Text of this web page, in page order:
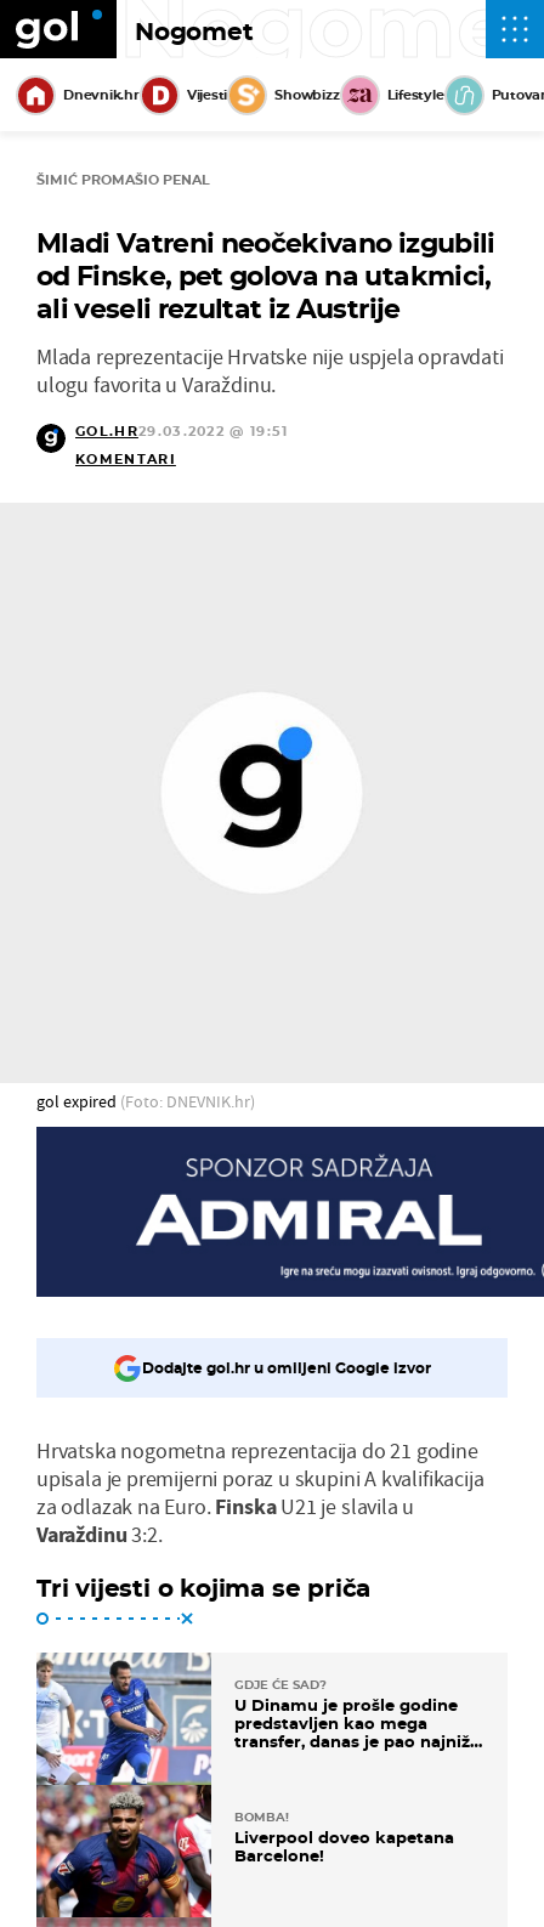
Nogomet
Dnevnik.hr Vijesti Showbizz Lifestyle
ŠIMIĆ PROMAŠIO PENAL
Mladi Vatreni neočekivano izgubili
od Finske, pet golova na utakmici,
ali veseli rezultat iz Austrije
Mlada reprezentacije Hrvatske nije uspjela opravdati
ulogu favorita u Varaždinu.
GOL.HR29.03.2022 @ 19:51
KOMENTARI
gol expired (Foto: DNEVNIK.hr)
Dodajte gol.hr u omiljeni Google izvor
Hrvatska nogometna reprezentacija do 21 godine
upisala je premijerni poraz u skupini A kvalifikacija
za odlazak na Euro.FinskaU21 je slavila u
Varaždinu3:2.
Tri vijesti o kojima se priča
GDJE ĆE SAD?
U Dinamu je prošle godine
predstavljen kao mega
transfer, danas je pao najniže
BOMBA!
Liverpool doveo kapetana
Barcelone!